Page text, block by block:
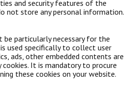
and security features of the
not store any personal information.
be particularly necessary for the
used specifically to collect user
ads, other embedded contents are
cookies. It is mandatory to procure
these cookies on your website.